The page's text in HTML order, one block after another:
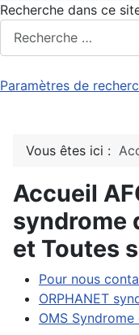
Recherche dans ce
Paramètres de
Vous êtes ici :
Accueil
syndrome
et Toutes
Pour nous
ORPHANET
OMS
Nous
1901
Ziach le 4
RNA n°